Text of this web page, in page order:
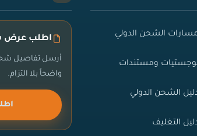
الشحن الدولي
ومستندات
الشحن الدولي
التغليف
اطلب عرض
أرسل تفاصيل
واضحاً بلا التزام.